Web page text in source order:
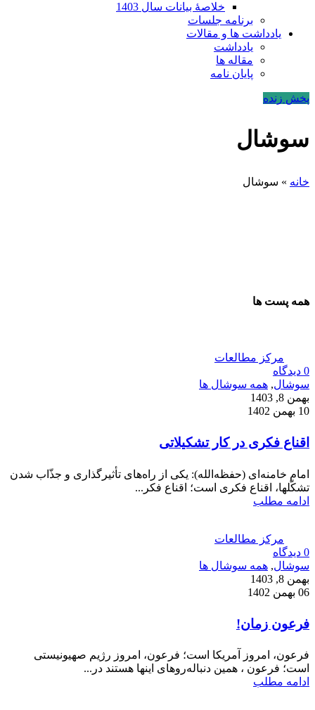
خلاصۀ بیانات سال 1403
برنامه جلسات
یادداشت ها و مقالات
یادداشت
مقاله ها
پایان نامه
پخش زنده
سوشال
خانه » سوشال
همه پست ها
مرکز مطالعات
0 دیدگاه
سوشال, همه سوشال ها
بهمن 8, 1403
10 بهمن 1402
اقناع فکری در کار تشکیلاتی
امام خامنه‌ای (حفظه‌الله): یکی از راه‌های تأثیرگذاری و جذّاب شدن
تشکّلها، اقناع فکری است؛ اقناع فکر...
ادامه مطلب
مرکز مطالعات
0 دیدگاه
سوشال, همه سوشال ها
بهمن 8, 1403
06 بهمن 1402
فرعون زمان!
فرعون، امروز آمریکا است؛ فرعون، امروز رژیم صهیونیستی
است؛ فرعون ، همین دنباله‌روهای اینها هستند در...
ادامه مطلب